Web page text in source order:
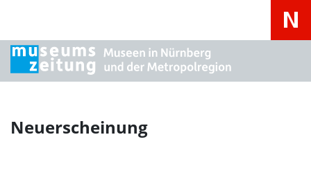
Neuerscheinung